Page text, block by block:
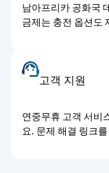
남아프리카 공화국
금제는 충전 옵션도
고객 지원
연중무휴 고객 서비
요. 문제 해결 링크